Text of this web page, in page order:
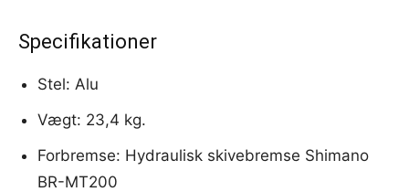
Specifikationer
Stel: Alu
Vægt: 23,4 kg.
Forbremse: Hydraulisk skivebremse Shimano
BR-MT200